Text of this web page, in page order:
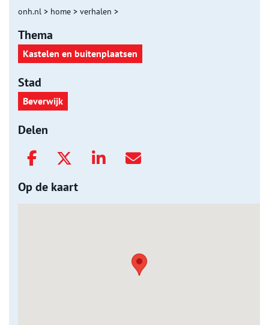
onh.nl > home > verhalen >
Thema
Kastelen en buitenplaatsen
Stad
Beverwijk
Delen
Op de kaart